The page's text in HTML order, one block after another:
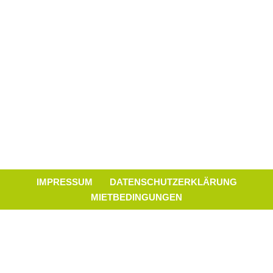
IMPRESSUM
DATENSCHUTZERKLÄRUNG
MIETBEDINGUNGEN